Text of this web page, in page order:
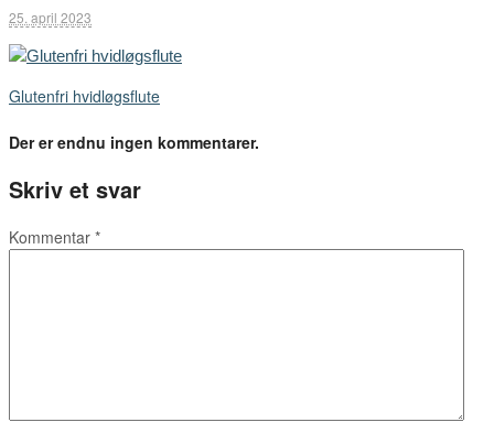
25. april 2023
Glutenfri hvidløgsflute
Der er endnu ingen kommentarer.
Skriv et svar
Kommentar *